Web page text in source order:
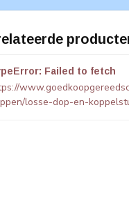
Failed to fetch
losse-dop-en-